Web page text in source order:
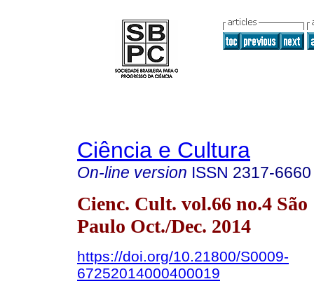
Ciência e Cultura
On-line version ISSN 2317-6660
Cienc. Cult. vol.66 no.4 São
Paulo Oct./Dec. 2014
https://doi.org/10.21800/S0009-
67252014000400019